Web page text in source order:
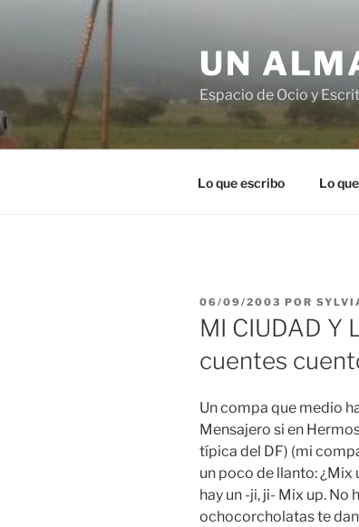
UN
Espacio de Ocio y
Lo que escribo Lo
PUBLICADO
EN
06/09/2003 POR
MI CIUDAD Y
cuentes
Un compa que medio
Mensajero si en
típica del DF) (mi
un poco de llanto: ¿Mix
hay un -ji, ji- Mix up. No
ochocorcholatas te dan